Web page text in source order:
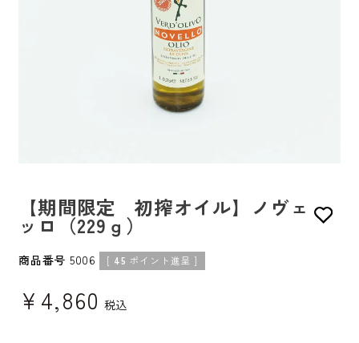
【期間限定 初搾オイル】ノヴェ
ッロ（229ｇ）
商品番号 5006 [ 45 ポイント進呈 ]
¥ 4,860 税込